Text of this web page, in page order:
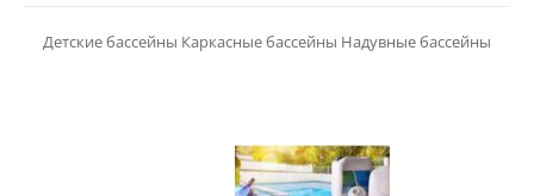
Детские бассейны Каркасные бассейны Надувные бассейны